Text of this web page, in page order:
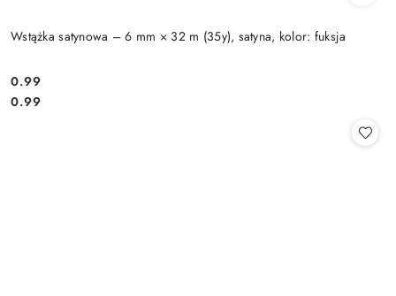
Wstążka satynowa – 6 mm × 32 m (35y), satyna, kolor: fuksja
Cena:
0.99
Cena:
0.99